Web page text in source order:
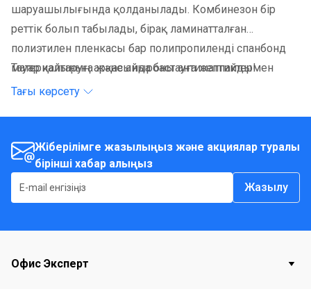
шаруашылығында қолданылады. Комбинезон бір
реттік болып табылады, бірақ ламинатталған
полиэтилен пленкасы бар полипропиленді спанбонд
материалының арқасында оны антисептиктермен
өңдеуге және бірнеше рет қайта пайдалануға болады.
Тауар қайтаруға және айырбастауға жатпайды!
Тағы көрсету
Жіберілімге жазылыңыз және акциялар туралы
бірінші хабар алыңыз
Жазылу
Офис Эксперт